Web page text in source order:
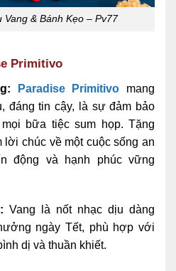
& Bánh Kẹo – Pv77
Primitivo
Paradise Primitivo mang
đáng tin cậy, là sự đảm bảo
bữa tiệc sum họp. Tặng
lời chúc về một cuộc sống an
động và hạnh phúc vững
Vang là nốt nhạc dịu dàng
ngày Tết, phù hợp với
dị và thuần khiết.